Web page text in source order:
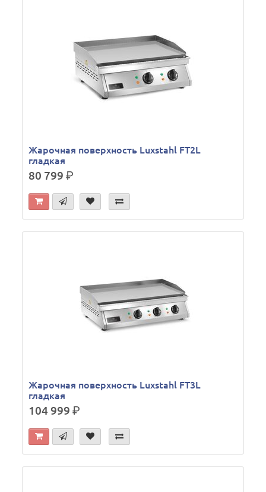
Жарочная поверхность Luxstahl FT2L
гладкая
80 799р.
Жарочная поверхность Luxstahl FT3L
гладкая
104 999р.